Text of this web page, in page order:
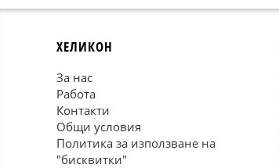
ХЕЛИКОН
За нас
Работа
Контакти
Общи условия
Политика за използване на
"бисквитки"